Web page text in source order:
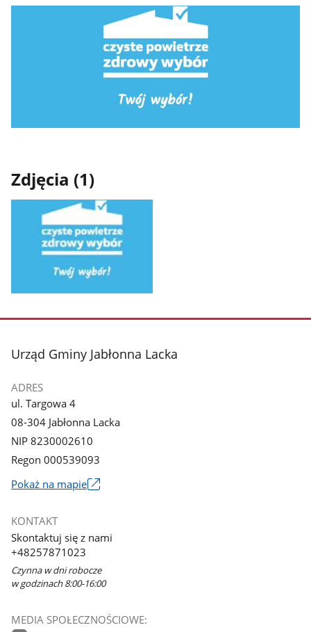
Zdjęcia (1)
zdjęcie
galerii.
stopka
Urząd Gminy Jabłonna Lacka
ADRES
ul. Targowa 4
08-304 Jabłonna Lacka
NIP 8230002610
Regon 000539093
Pokaż na mapieLink
nowym
KONTAKT
Skontaktuj się z nami
+48257871023
Czynna w dni robocze
w godzinach 8:00-16:00
MEDIA SPOŁECZNOŚCIOWE: